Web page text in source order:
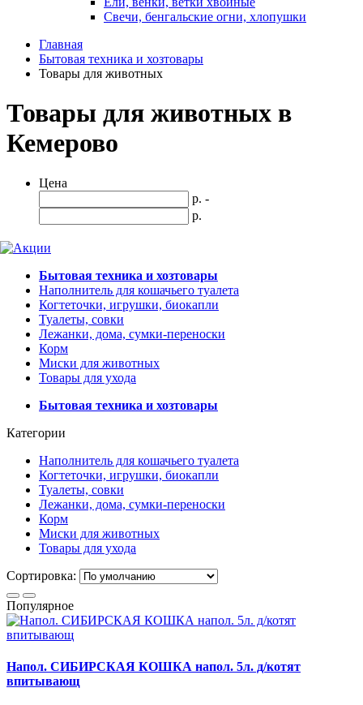
Свечи, бенгальские огни, хлопушки
Главная
Бытовая техника и хозтовары
Товары для животных
Товары для животных в
Кемерово
Цена
р. -
р.
Бытовая техника и хозтовары
Наполнитель для кошачьего туалета
Когтеточки, игрушки, биокапли
Туалеты, совки
Лежанки, дома, сумки-переноски
Корм
Миски для животных
Товары для ухода
Бытовая техника и хозтовары
Категории
Наполнитель для кошачьего туалета
Когтеточки, игрушки, биокапли
Туалеты, совки
Лежанки, дома, сумки-переноски
Корм
Миски для животных
Товары для ухода
Сортировка:
Популярное
Напол. СИБИРСКАЯ КОШКА напол. 5л. д/котят
впитывающ